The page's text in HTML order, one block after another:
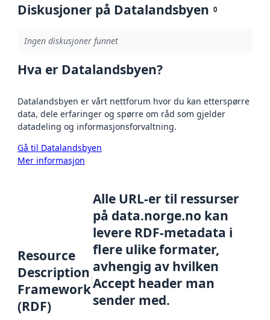
Diskusjoner på Datalandsbyen 0
Ingen diskusjoner funnet
Hva er Datalandsbyen?
Datalandsbyen er vårt nettforum hvor du kan etterspørre
data, dele erfaringer og spørre om råd som gjelder
datadeling og informasjonsforvaltning.
Gå til Datalandsbyen
Mer informasjon
Resource
Description
Framework
(RDF)
Alle URL-er til ressurser
på data.norge.no kan
levere RDF-metadata i
flere ulike formater,
avhengig av hvilken
Accept header man
sender med.